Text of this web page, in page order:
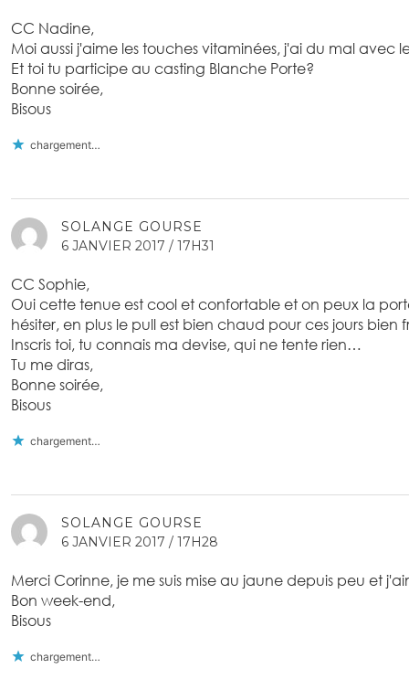
CC Nadine,
Moi aussi j'aime les touches vitaminées, j'ai du mal avec
Et toi tu participe au casting Blanche Porte?
Bonne soirée,
Bisous
chargement…
SOLANGE GOURSE
6 JANVIER 2017 / 17H31
CC Sophie,
Oui cette tenue est cool et confortable et on peux la
hésiter, en plus le pull est bien chaud pour ces jours bien
Inscris toi, tu connais ma devise, qui ne tente rien…
Tu me diras,
Bonne soirée,
Bisous
chargement…
SOLANGE GOURSE
6 JANVIER 2017 / 17H28
Merci Corinne, je me suis mise au jaune depuis peu et
Bon week-end,
Bisous
chargement…